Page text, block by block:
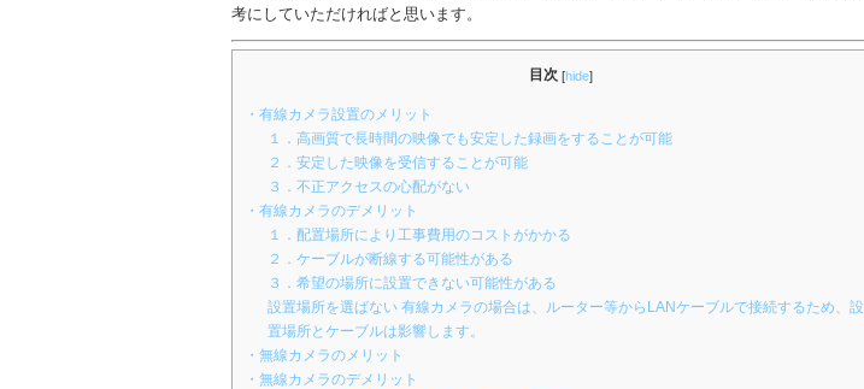
考にしていただければと思います。
目次 [hide]
・有線カメラ設置のメリット
１．高画質で長時間の映像でも安定した録画をすることが可能
２．安定した映像を受信することが可能
３．不正アクセスの心配がない
・有線カメラのデメリット
１．配置場所により工事費用のコストがかかる
２．ケーブルが断線する可能性がある
３．希望の場所に設置できない可能性がある
設置場所を選ばない 有線カメラの場合は、ルーター等からLANケーブルで接続するため、設
置場所とケーブルは影響します。
・無線カメラのメリット
・無線カメラのデメリット